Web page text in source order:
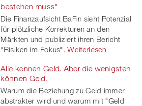
bestehen muss"
Die Finanzaufsicht BaFin sieht Potenzial
für plötzliche Korrekturen an den
Märkten und publiziert ihren Bericht
"Risiken im Fokus". Weiterlesen
Alle kennen Geld. Aber die wenigsten
können Geld.
Warum die Beziehung zu Geld immer
abstrakter wird und warum mit "Geld